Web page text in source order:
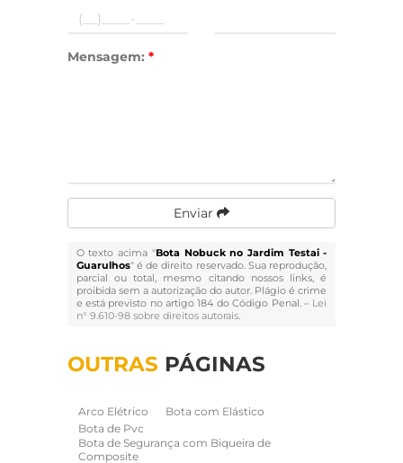
Mensagem: *
Enviar
O texto acima "Bota Nobuck no Jardim Testai -
Guarulhos" é de direito reservado. Sua reprodução,
parcial ou total, mesmo citando nossos links, é
proibida sem a autorização do autor. Plágio é crime
e está previsto no artigo 184 do Código Penal. – Lei
n° 9.610-98 sobre direitos autorais.
OUTRAS PÁGINAS
Arco Elétrico
Bota com Elástico
Bota de Pvc
Bota de Segurança com Biqueira de
Composite